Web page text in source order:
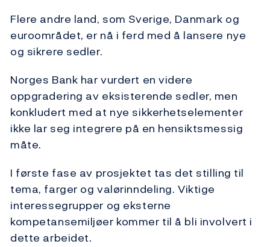
Flere andre land, som Sverige, Danmark og
euroområdet, er nå i ferd med å lansere nye
og sikrere sedler.
Norges Bank har vurdert en videre
oppgradering av eksisterende sedler, men
konkludert med at nye sikkerhetselementer
ikke lar seg integrere på en hensiktsmessig
måte.
I første fase av prosjektet tas det stilling til
tema, farger og valørinndeling. Viktige
interessegrupper og eksterne
kompetansemiljøer kommer til å bli involvert i
dette arbeidet.